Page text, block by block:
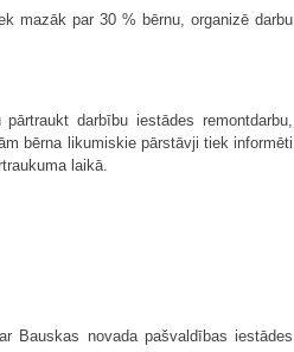
mazāk par 30 % bērnu, organizē darbu
darbību iestādes remontdarbu,
bērna likumiskie pārstāvji tiek informēti
laikā.
Bauskas novada pašvaldības iestādes